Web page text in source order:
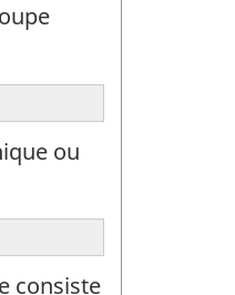
ou
consiste